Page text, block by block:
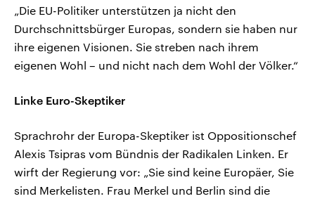
„Die EU-Politiker unterstützen ja nicht den
Durchschnittsbürger Europas, sondern sie haben nur
ihre eigenen Visionen. Sie streben nach ihrem
eigenen Wohl – und nicht nach dem Wohl der Völker.“
Linke Euro-Skeptiker
Sprachrohr der Europa-Skeptiker ist Oppositionschef
Alexis Tsipras vom Bündnis der Radikalen Linken. Er
wirft der Regierung vor: „Sie sind keine Europäer, Sie
sind Merkelisten. Frau Merkel und Berlin sind die